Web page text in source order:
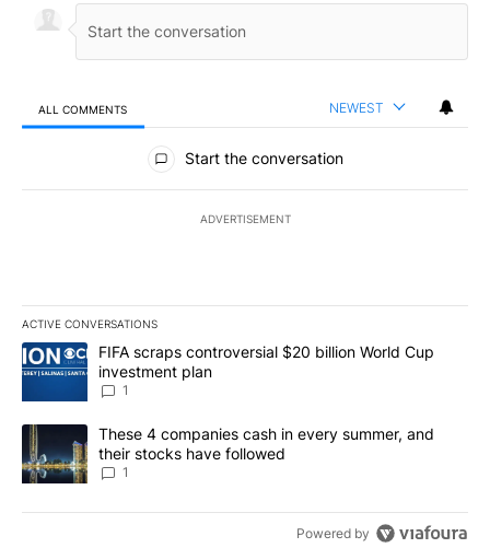
ALL COMMENTS NEWEST
All Comments
Start the conversation
ADVERTISEMENT
ACTIVE CONVERSATIONS
The following is a list of the most commented articles in the last
A trending article titled "FIFA scraps controversial $20 billion
FIFA scraps controversial $20 billion World Cup
investment plan
1
A trending article titled "These 4 companies cash in every
These 4 companies cash in every summer, and
their stocks have followed
1
Powered by